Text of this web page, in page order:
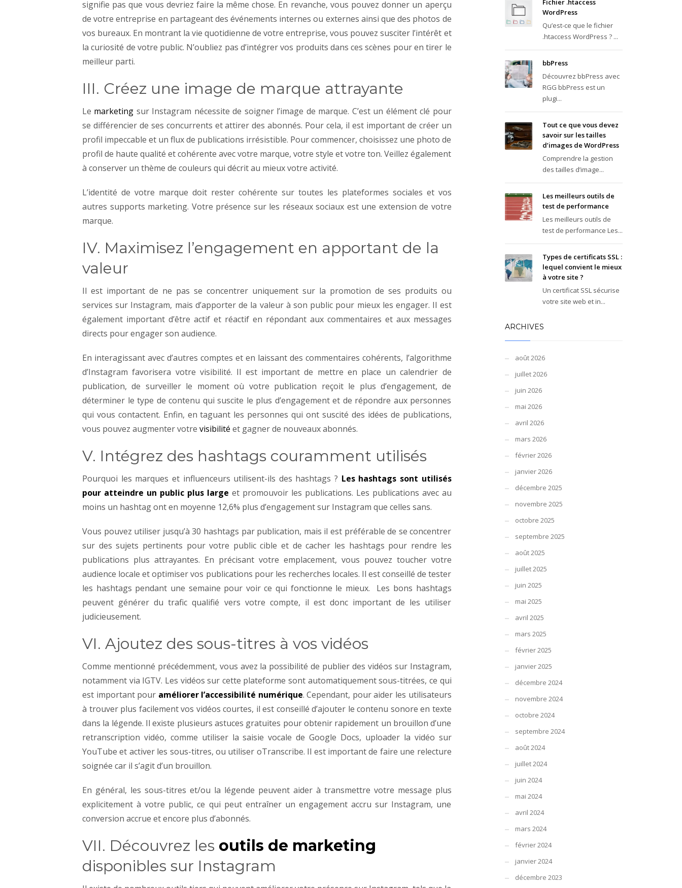
signifie pas que vous devriez faire la même chose. En revanche, vous pouvez donner un aperçu
de votre entreprise en partageant des événements internes ou externes ainsi que des photos de
vos bureaux. En montrant la vie quotidienne de votre entreprise, vous pouvez susciter l’intérêt et
la curiosité de votre public. N’oubliez pas d’intégrer vos produits dans ces scènes pour en tirer le
meilleur parti.
III. Créez une image de marque attrayante
Le marketing sur Instagram nécessite de soigner l’image de marque. C’est un élément clé pour
se différencier de ses concurrents et attirer des abonnés. Pour cela, il est important de créer un
profil impeccable et un flux de publications irrésistible. Pour commencer, choisissez une photo de
profil de haute qualité et cohérente avec votre marque, votre style et votre ton. Veillez également
à conserver un thème de couleurs qui décrit au mieux votre activité.
L’identité de votre marque doit rester cohérente sur toutes les plateformes sociales et vos
autres supports marketing. Votre présence sur les réseaux sociaux est une extension de votre
marque.
IV. Maximisez l’engagement en apportant de la
valeur
Il est important de ne pas se concentrer uniquement sur la promotion de ses produits ou
services sur Instagram, mais d’apporter de la valeur à son public pour mieux les engager. Il est
également important d’être actif et réactif en répondant aux commentaires et aux messages
directs pour engager son audience.
En interagissant avec d’autres comptes et en laissant des commentaires cohérents, l’algorithme
d’Instagram favorisera votre visibilité. Il est important de mettre en place un calendrier de
publication, de surveiller le moment où votre publication reçoit le plus d’engagement, de
déterminer le type de contenu qui suscite le plus d’engagement et de répondre aux personnes
qui vous contactent. Enfin, en taguant les personnes qui ont suscité des idées de publications,
vous pouvez augmenter votre visibilité et gagner de nouveaux abonnés.
V. Intégrez des hashtags couramment utilisés
Pourquoi les marques et influenceurs utilisent-ils des hashtags ? Les hashtags sont utilisés
pour atteindre un public plus large et promouvoir les publications. Les publications avec au
moins un hashtag ont en moyenne 12,6% plus d’engagement sur Instagram que celles sans.
Vous pouvez utiliser jusqu’à 30 hashtags par publication, mais il est préférable de se concentrer
sur des sujets pertinents pour votre public cible et de cacher les hashtags pour rendre les
publications plus attrayantes. En précisant votre emplacement, vous pouvez toucher votre
audience locale et optimiser vos publications pour les recherches locales. Il est conseillé de tester
les hashtags pendant une semaine pour voir ce qui fonctionne le mieux. Les bons hashtags
peuvent générer du trafic qualifié vers votre compte, il est donc important de les utiliser
judicieusement.
VI. Ajoutez des sous-titres à vos vidéos
Comme mentionné précédemment, vous avez la possibilité de publier des vidéos sur Instagram,
notamment via IGTV. Les vidéos sur cette plateforme sont automatiquement sous-titrées, ce qui
est important pour améliorer l’accessibilité numérique.Cependant, pour aider les utilisateurs
à trouver plus facilement vos vidéos courtes, il est conseillé d’ajouter le contenu sonore en texte
dans la légende. Il existe plusieurs astuces gratuites pour obtenir rapidement un brouillon d’une
retranscription vidéo, comme utiliser la saisie vocale de Google Docs, uploader la vidéo sur
YouTube et activer les sous-titres, ou utiliser oTranscribe. Il est important de faire une relecture
soignée car il s’agit d’un brouillon.
En général, les sous-titres et/ou la légende peuvent aider à transmettre votre message plus
explicitement à votre public, ce qui peut entraîner un engagement accru sur Instagram, une
conversion accrue et encore plus d’abonnés.
VII. Découvrez les outils de marketing
disponibles sur Instagram
Fichier .htaccess
WordPress
Qu’est-ce que le fichier
.htaccess WordPress ? ...
bbPress
Découvrez bbPress avec
RGG bbPress est un
plugi...
Tout ce que vous devez
savoir sur les tailles
d’images de WordPress
Comprendre la gestion
des tailles d’image...
Les meilleurs outils de
test de performance
Les meilleurs outils de
test de performance Les...
Types de certificats SSL :
lequel convient le mieux
à votre site ?
Un certificat SSL sécurise
votre site web et in...
ARCHIVES
août 2026
juillet 2026
juin 2026
mai 2026
avril 2026
mars 2026
février 2026
janvier 2026
décembre 2025
novembre 2025
octobre 2025
septembre 2025
août 2025
juillet 2025
juin 2025
mai 2025
avril 2025
mars 2025
février 2025
janvier 2025
décembre 2024
novembre 2024
octobre 2024
septembre 2024
août 2024
juillet 2024
juin 2024
mai 2024
avril 2024
mars 2024
février 2024
janvier 2024
décembre 2023